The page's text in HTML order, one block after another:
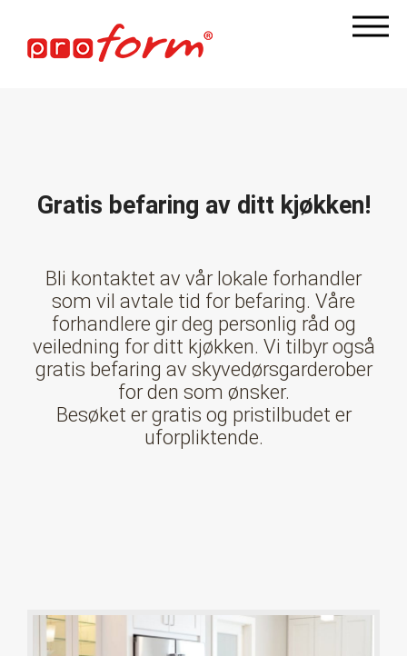
Gratis befaring av ditt kjøkken!
Bli kontaktet av vår lokale forhandler
som vil avtale tid for befaring. Våre
forhandlere gir deg personlig råd og
veiledning for ditt kjøkken. Vi tilbyr også
gratis befaring av skyvedørsgarderober
for den som ønsker.
Besøket er gratis og pristilbudet er
uforpliktende.